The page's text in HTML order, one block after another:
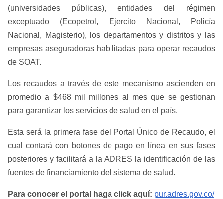
(universidades públicas), entidades del régimen
exceptuado (Ecopetrol, Ejercito Nacional, Policía
Nacional, Magisterio), los departamentos y distritos y las
empresas aseguradoras habilitadas para operar recaudos
de SOAT.
Los recaudos a través de este mecanismo ascienden en
promedio a $468 mil millones al mes que se gestionan
para garantizar los servicios de salud en el país.
Esta será la primera fase del Portal Único de Recaudo, el
cual contará con botones de pago en línea en sus fases
posteriores y facilitará a la ADRES la identificación de las
fuentes de financiamiento del sistema de salud.
Para conocer el portal haga click aquí: pur.adres.gov.co/